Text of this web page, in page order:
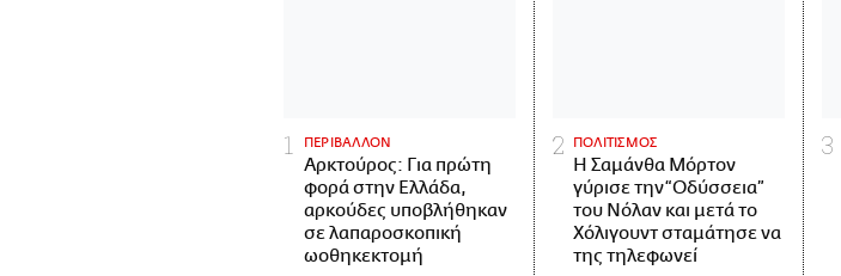
ΠΕΡΙΒΑΛΛΟΝ
Αρκτούρος: Για πρώτη
φορά στην Ελλάδα,
αρκούδες υποβλήθηκαν
σε λαπαροσκοπική
ωοθηκεκτομή
ΠΟΛΙΤΙΣΜΟΣ
Η Σαμάνθα Μόρτον
γύρισε την “Οδύσσεια”
του Νόλαν και μετά το
Χόλιγουντ σταμάτησε να
της τηλεφωνεί